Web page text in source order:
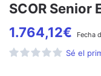
SCOR Senior
1.764,12€ Fecha
Sé el